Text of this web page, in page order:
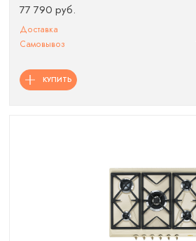
77 790 руб.
Доставка
Самовывоз
КУПИТЬ